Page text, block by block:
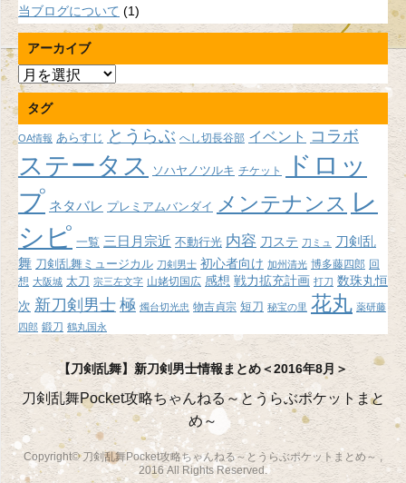
当ブログについて (1)
アーカイブ
ア
ー
カ
イ
ブ
タグ
OA情報 あらすじ とうらぶ へし切長谷部 イベント コラボ
ステータス ソハヤノツルキ チケット
ドロッ
プ ネタバレ プレミアムバンダイ メンテナンス レ
シピ 一覧 三日月宗近 不動行光 内容 刀ステ 刀ミュ
刀剣乱
舞 刀剣乱舞ミュージカル 刀剣男士 初心者向け 加州清光 博多藤四郎 回
想 大阪城 太刀 宗三左文字 山姥切国広 感想 戦力拡充計画 打刀 数珠丸恒
次 新刀剣男士 極 燭台切光忠 物吉貞宗 短刀 秘宝の里 花丸 薬研藤
四郎 鍛刀 鶴丸国永
【刀剣乱舞】新刀剣男士情報まとめ＜2016年8月＞
刀剣乱舞Pocket攻略ちゃんねる～とうらぶポケットまと
め～
Copyright© 刀剣乱舞Pocket攻略ちゃんねる～とうらぶポケットまとめ～ ,
2016 All Rights Reserved.